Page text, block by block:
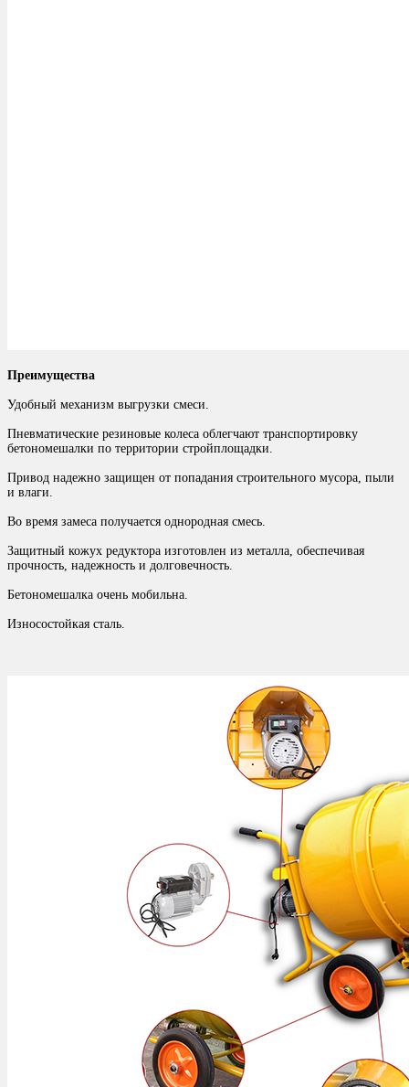
Преимущества
Удобный механизм выгрузки смеси.
Пневматические резиновые колеса облегчают транспортировку
бетономешалки по территории стройплощадки.
Привод надежно защищен от попадания строительного мусора, пыли
и влаги.
Во время замеса получается однородная смесь.
Защитный кожух редуктора изготовлен из металла, обеспечивая
прочность, надежность и долговечность.
Бетономешалка очень мобильна.
Износостойкая сталь.